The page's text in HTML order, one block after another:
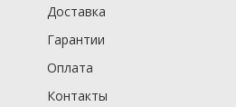
Доставка
Гарантии
Оплата
Контакты